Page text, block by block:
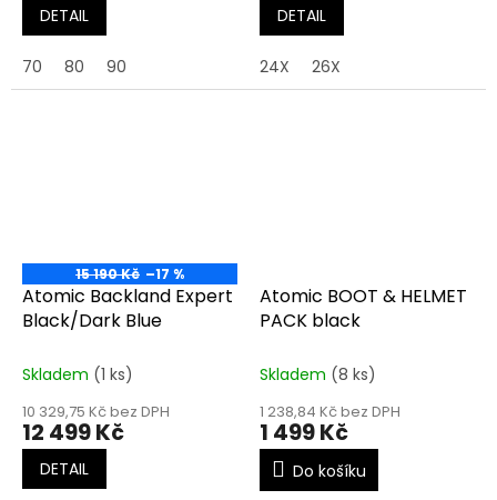
DETAIL
70 80 90
DETAIL
24X 26X
15 190 Kč –17 %
Atomic Backland Expert
Black/Dark Blue
Skladem (1 ks)
10 329,75 Kč bez DPH
12 499 Kč
DETAIL
Atomic BOOT & HELMET
PACK black
Skladem (8 ks)
1 238,84 Kč bez DPH
1 499 Kč
Do košíku